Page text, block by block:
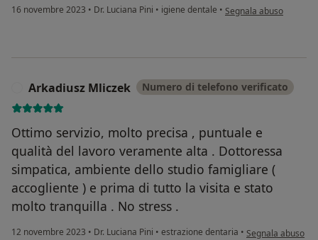
16 novembre 2023 • Dr. Luciana Pini • igiene dentale • secondo l'opinione
Segnala abuso
Arkadiusz Mliczek Numero di telefono verificato
Ottimo servizio, molto precisa , puntuale e
qualità del lavoro veramente alta . Dottoressa
simpatica, ambiente dello studio famigliare (
accogliente ) e prima di tutto la visita e stato
molto tranquilla . No stress .
12 novembre 2023 • Dr. Luciana Pini • estrazione dentaria • secondo
Segnala abuso